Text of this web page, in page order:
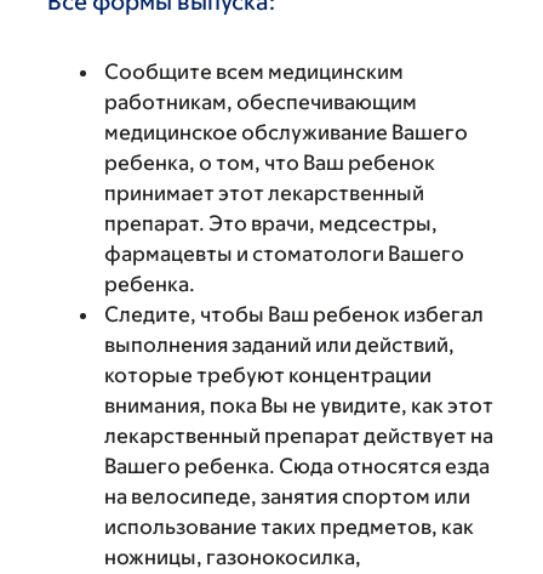
Сообщите всем медицинским
работникам, обеспечивающим
медицинское обслуживание Вашего
ребенка, о том, что Ваш ребенок
принимает этот лекарственный
препарат. Это врачи, медсестры,
фармацевты и стоматологи Вашего
ребенка.
Следите, чтобы Ваш ребенок избегал
выполнения заданий или действий,
которые требуют концентрации
внимания, пока Вы не увидите, как этот
лекарственный препарат действует на
Вашего ребенка. Сюда относятся езда
на велосипеде, занятия спортом или
использование таких предметов, как
ножницы, газонокосилка,